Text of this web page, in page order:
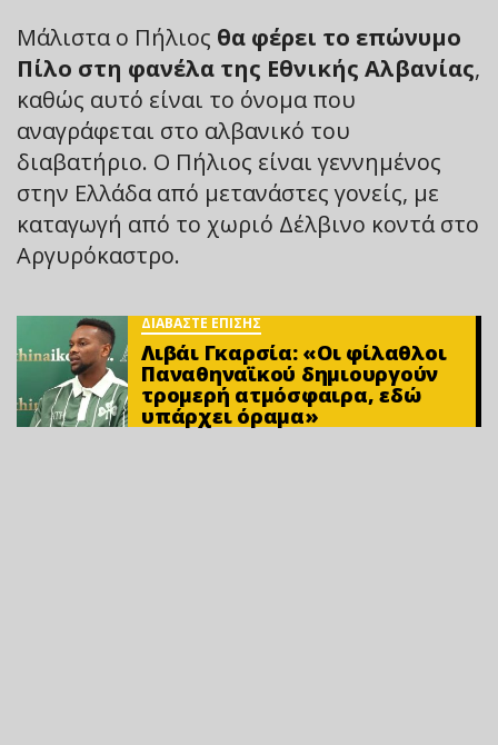
Μάλιστα ο Πήλιος θα φέρει το επώνυμο
Πίλο στη φανέλα της Εθνικής Αλβανίας,
καθώς αυτό είναι το όνομα που
αναγράφεται στο αλβανικό του
διαβατήριο. Ο Πήλιος είναι γεννημένος
στην Ελλάδα από μετανάστες γονείς, με
καταγωγή από το χωριό Δέλβινο κοντά στο
Αργυρόκαστρο.
ΔΙΑΒΑΣΤΕ ΕΠΙΣΗΣ
Λιβάι Γκαρσία: «Οι φίλαθλοι
Παναθηναϊκού δημιουργούν
τρομερή ατμόσφαιρα, εδώ
υπάρχει όραμα»